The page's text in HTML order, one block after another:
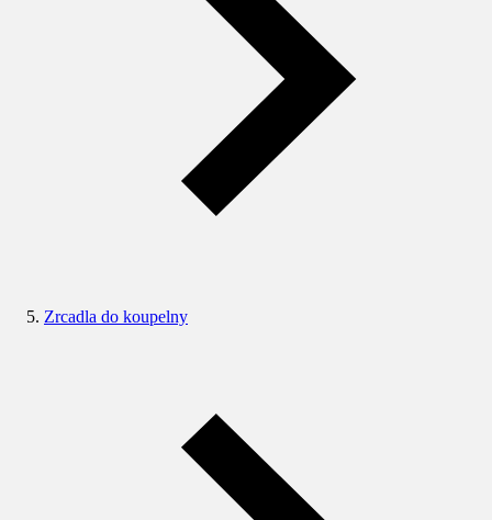
Zrcadla do koupelny